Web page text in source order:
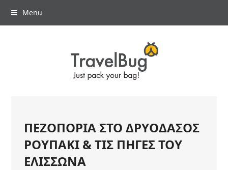
Menu
ΠΕΖΟΠΟΡΙΑ ΣΤΟ ΔΡΥΟΔΑΣΟΣ
ΡΟΥΠΑΚΙ & ΤΙΣ ΠΗΓΕΣ ΤΟΥ
ΕΛΙΣΣΩΝΑ